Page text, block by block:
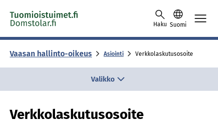
Skip to content -saavutettavuusohje
Haku Suomi
Vaasan hallinto-oikeus Asiointi Verkkolaskutusosoite
Valikko
Verkkolaskutusosoite